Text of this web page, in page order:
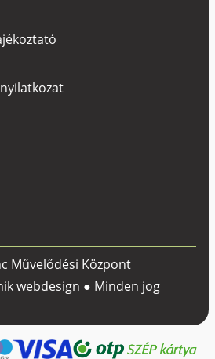
Művelődési Központ
webdesign ● Minden jog